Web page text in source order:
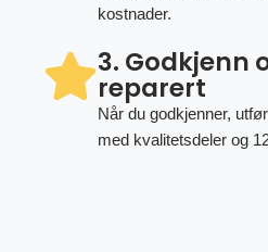
kostnader.
3. Godkjenn
reparert
Når du godkjenner,
med kvalitetsdeler og